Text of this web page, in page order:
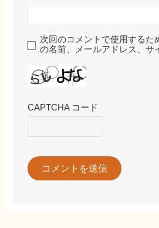
次回のコメントで使用するた
の名前、メールアドレス、サ
CAPTCHA コード